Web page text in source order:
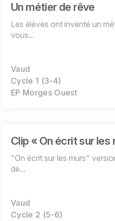
Un métier de rêve
Les élèves ont inventé un
vous...
Vaud
Cycle 1 (3-4)
EP Morges Ouest
Clip « On écrit sur les
"On écrit sur les murs"
de...
Vaud
Cycle 2 (5-6)